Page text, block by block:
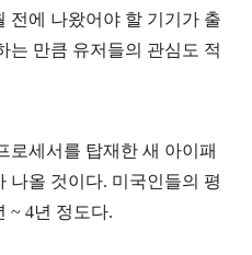
전에 나왔어야 할 기기가 출
는 만큼 유저들의 관심도 적
로세서를 탑재한 새 아이패
나올 것이다. 미국인들의 평
~ 4년 정도다.